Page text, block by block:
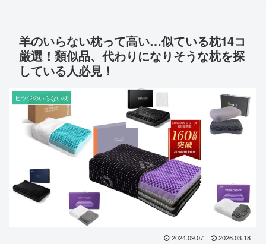
羊のいらない枕って高い…似ている枕14コ
厳選！類似品、代わりになりそうな枕を探
している人必見！
ヒツジのいらない枕
2024.09.07 2026.03.18